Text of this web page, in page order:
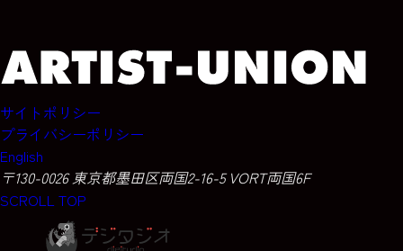
サイトポリシー
プライバシーポリシー
English
〒130-0026 東京都墨田区両国2-16-5 VORT両国6F
SCROLL TOP